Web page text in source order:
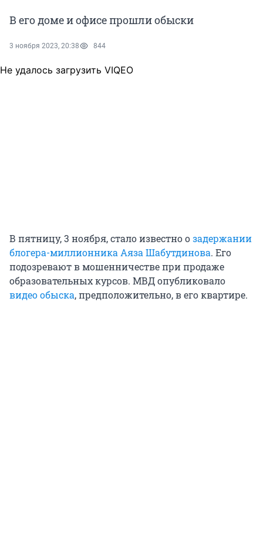
В его доме и офисе прошли обыски
3 ноября 2023, 20:38 844
Не удалось загрузить VIQEO
В пятницу, 3 ноября, стало известно озадержании
блогера-миллионника Аяза Шабутдинова. Его
подозревают в мошенничестве при продаже
образовательных курсов. МВД опубликовало
видео обыска, предположительно, в его квартире.